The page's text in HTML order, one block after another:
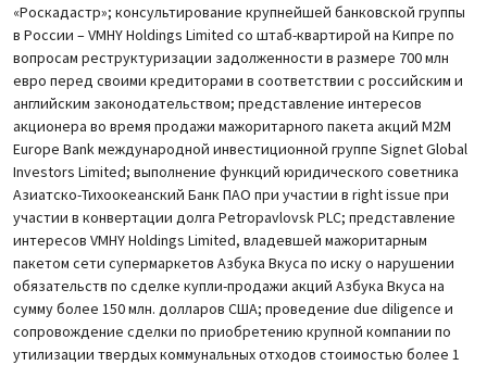
«Роскадастр»; консультирование крупнейшей банковской группы
в России – VMHY Holdings Limited со штаб-квартирой на Кипре по
вопросам реструктуризации задолженности в размере 700 млн
евро перед своими кредиторами в соответствии с российским и
английским законодательством; представление интересов
акционера во время продажи мажоритарного пакета акций М2М
Europe Bank международной инвестиционной группе Signet Global
Investors Limited; выполнение функций юридического советника
Азиатско-Тихоокеанский Банк ПАО при участии в right issue при
участии в конвертации долга Petropavlovsk PLC; представление
интересов VMHY Holdings Limited, владевшей мажоритарным
пакетом сети супермаркетов Азбука Вкуса по иску о нарушении
обязательств по сделке купли-продажи акций Азбука Вкуса на
сумму более 150 млн. долларов США; проведение due diligence и
сопровождение сделки по приобретению крупной компании по
утилизации твердых коммунальных отходов стоимостью более 1